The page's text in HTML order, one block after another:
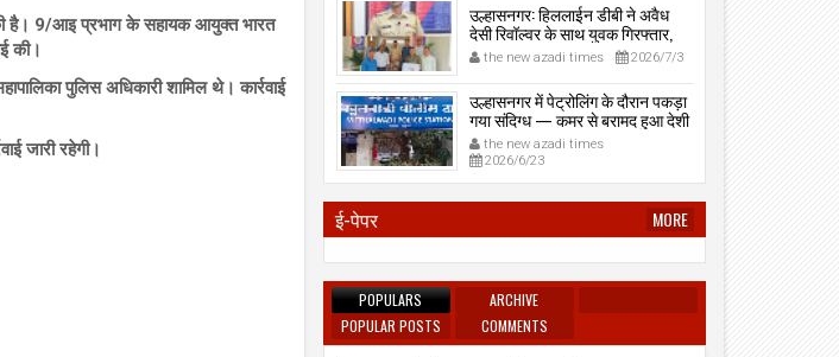
की है। 9/आइ प्रभाग के सहायक आयुक्त भारत
की।
पुलिस अधिकारी शामिल थे। कार्रवाई
जारी रहेगी।
उल्हासनगर: हिललाईन डीबी ने अवैध
देसी रिवॉल्वर के साथ युवक गिरफ्तार,
प्रेमनगर टेकडी से देसी रिवॉल्वर व
काडतूस जप्त, इलीगल हथियार साथ
पकड़ा गया युवक एक दिन की पोलीस
कोठडी में।
the new azadi times 2026/7/3
उल्हासनगर में पेट्रोलिंग के दौरान पकड़ा
गया संदिग्ध — कमर से बरामद हुआ देशी
रिवॉल्वर।
the new azadi times
2026/6/23
ई-पेपर MORE
POPULARS
ARCHIVE
POPULAR POSTS
COMMENTS